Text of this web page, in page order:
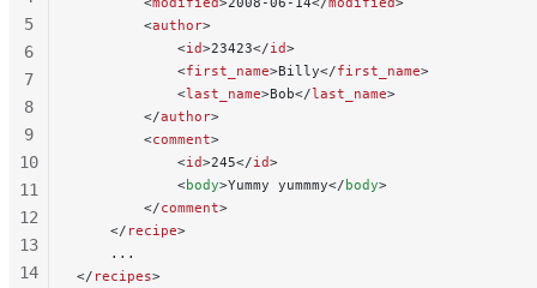
        <
author>
            <
id>23423</id>
            <
first_name>Billy</first_name>
            <
last_name>Bob</last_name>
        </
author>
        <
comment>
            <
id>245</id>
            <
body>Yummy yummmy</body>
        </
comment>
    </
recipe>
    ...
</ recipes>
5
6
7
8
9
10
11
12
13
14